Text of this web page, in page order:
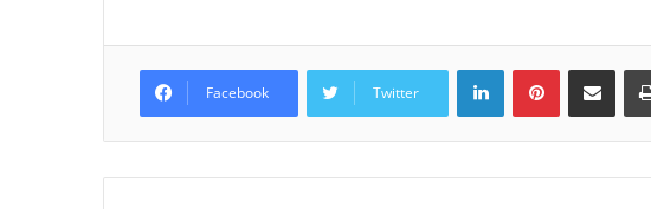
Facebook Twitter
Linkedin